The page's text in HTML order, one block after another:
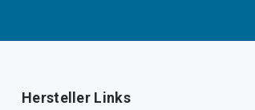
Hersteller Links